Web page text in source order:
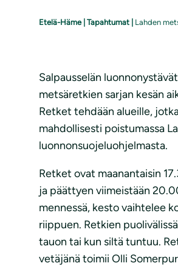
Etelä-Häme| Tapahtumat Lahden
Salpausselän
metsäretkien sarjan kesän
Retket tehdään alueille,
mahdollisesti poistumassa
luonnonsuojeluohjelmasta.
Retket ovat maanantaisin
ja päättyen viimeistään
mennessä, kesto vaihtelee
riippuen. Retkien
tauon tai kun siltä tuntuu.
vetäjänä toimii Olli